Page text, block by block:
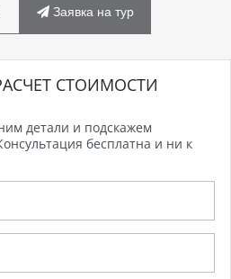
Заявка на тур
СТОИМОСТИ
детали и подскажем
бесплатна и ни к